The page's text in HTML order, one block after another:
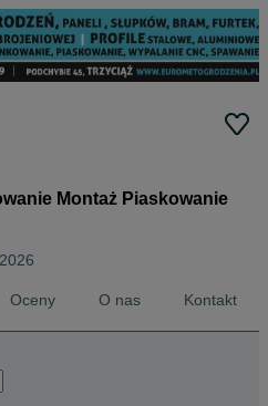
Montaż Piaskowanie
Oceny O nas Kontakt